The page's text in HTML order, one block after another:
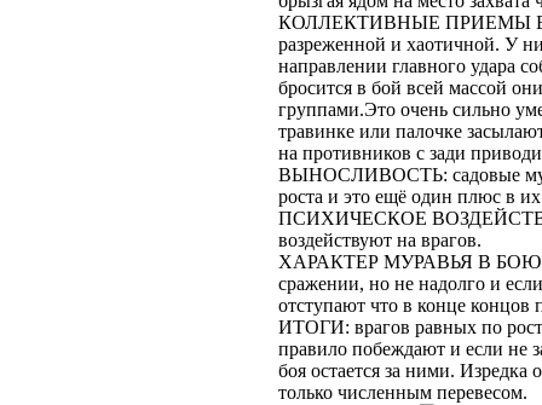
КОЛЛЕКТИВНЫЕ ПРИЕМЫ БОЯ:
разреженной и хаотичной. У
направлении главного удара
бросится в бой всей массой
группами.Это очень сильно
травинке или палочке
на противников с зади
ВЫНОСЛИВОСТЬ: садовые
роста и это ещё один плюс в
ПСИХИЧЕСКОЕ
воздействуют на врагов.
ХАРАКТЕР МУРАВЬЯ В
сражении, но не надолго и
отступают что в конце
ИТОГИ: врагов равных по
правило побеждают и если не
боя остается за ними.
только численным перевесом.